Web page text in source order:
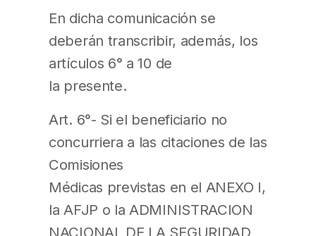
En dicha comunicación se
deberán transcribir, además, los
artículos 6° a 10 de
la presente.
Art. 6°- Si el beneficiario no
concurriera a las citaciones de las
Comisiones
Médicas previstas en el ANEXO I,
la AFJP o la ADMINISTRACION
NACIONAL DE LA SEGURIDAD